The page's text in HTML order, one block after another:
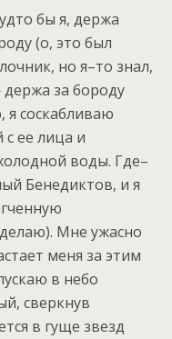
бы я, держа
(о, это был
но я–то знал,
за бороду
я соскабливаю
ее лица и
воды. Где–
Бенедиктов, и я
Мне ужасно
меня за этим
в небо
сверкнув
в гуще звезд